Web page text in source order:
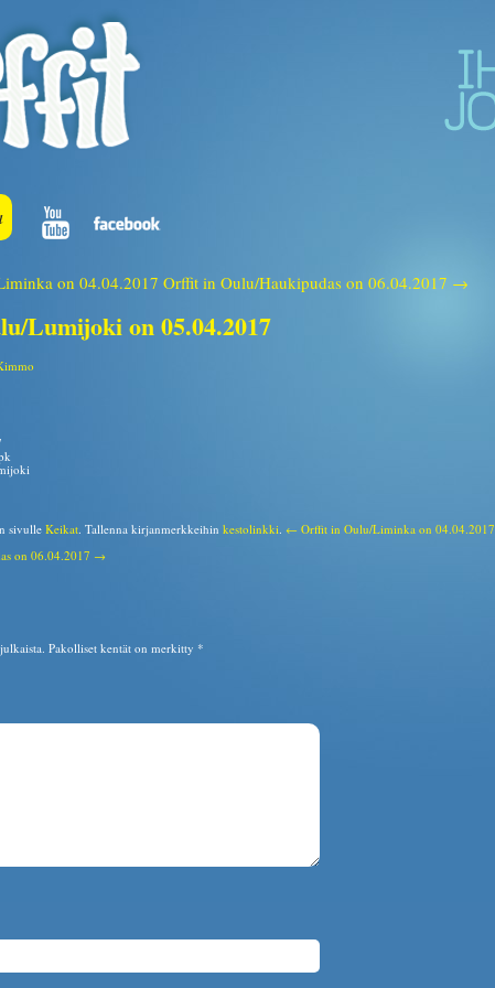
on 04.04.2017 Orffit in Oulu/Haukipudas on 06.04.2017 →
Lumijoki on 05.04.2017
sivulle Keikat. Tallenna kirjanmerkkeihin kestolinkki. ← Orffit in Oulu/Liminka on 04.04.2017
on 06.04.2017 →
Pakolliset kentät on merkitty *